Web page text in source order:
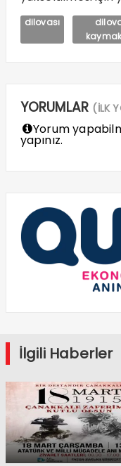
dilovası
YORUMLAR (İLK
Yorum
yapınız.
İlgili Haberler